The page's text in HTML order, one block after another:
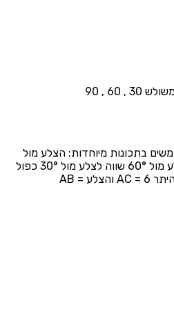
60 , 90
60°, 90° משתמשים בתכונות מיוחדות: הצלע מול
30° שווה למחצית היתר, והצלע מול 60° שווה לצלע מול 30° כפול
$\sqrt{3}$. אם BC = 3, אז היתר AC = 6 והצלע AB =